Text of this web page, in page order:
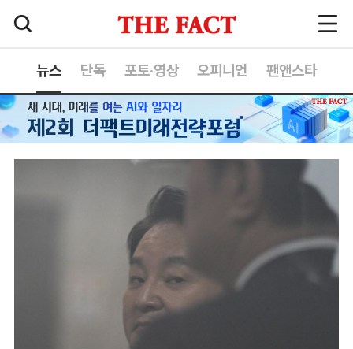
뉴스 단독 포토·영상 오피니언 팬앤스타